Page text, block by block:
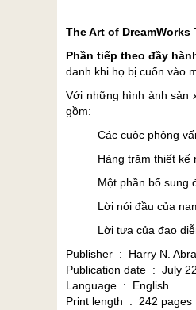
The Art of DreamWorks
Phần tiếp theo đầy
danh khi họ bị cuốn vào
Với những hình ảnh sản
gồm:
Các cuộc phỏng
Hàng trăm thiết kế
Một phần bổ sung
Lời nói đầu của
Lời tựa của đạo
Publisher ‏ : ‎ Harry N.
Publication date
Language ‏ : ‎ English
Print length ‏ : ‎ 242 pages